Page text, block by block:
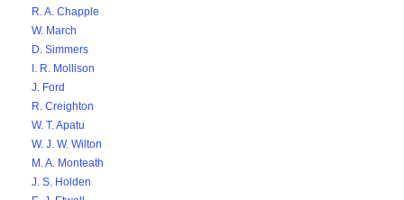
R. A. Chapple
W. March
D. Simmers
I. R. Mollison
J. Ford
R. Creighton
W. T. Apatu
W. J. W. Wilton
M. A. Monteath
J. S. Holden